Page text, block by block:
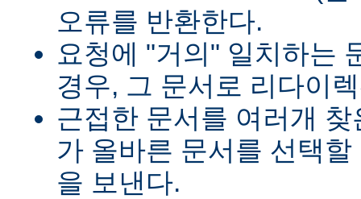
오류를 반환한다.
요청에 "거의" 일치하는
경우, 그 문서로 리다이
근접한 문서를 여러개
가 올바른 문서를 선택
을 보낸다.